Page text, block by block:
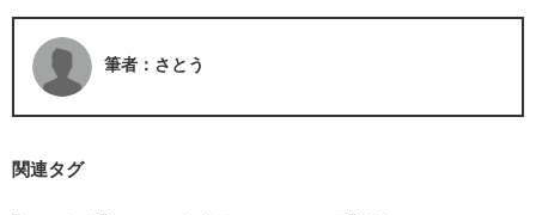
筆者：さとう
関連タグ